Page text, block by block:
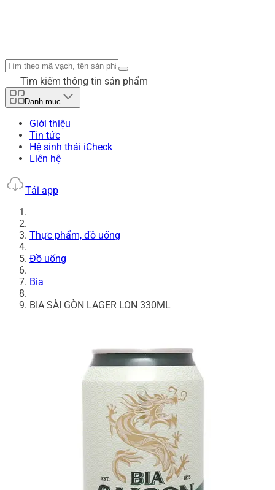
Tìm kiếm thông tin sản phẩm
Danh mục
Giới thiệu
Tin tức
Hệ sinh thái iCheck
Liên hệ
Tải app
Thực phẩm, đồ uống
Đồ uống
Bia
BIA SÀI GÒN LAGER LON 330ML